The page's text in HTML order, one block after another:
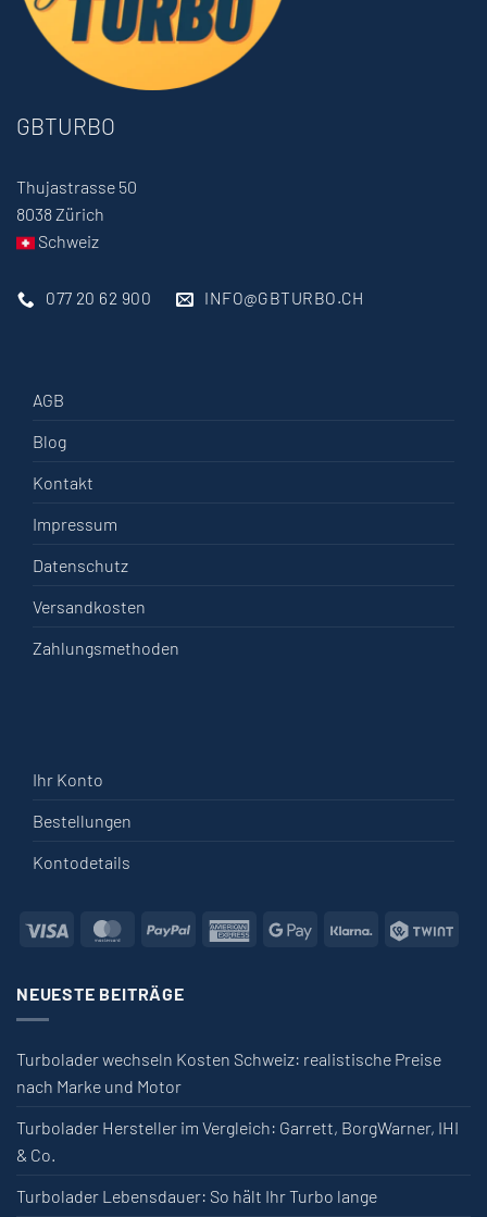
GBTURBO
Thujastrasse 50
8038 Zürich
Schweiz
077 20 62 900 INFO@GBTURBO.CH
AGB
Blog
Kontakt
Impressum
Datenschutz
Versandkosten
Zahlungsmethoden
Ihr Konto
Bestellungen
Kontodetails
Visa MasterCardPayPal American Express
Google PayKlarna
NEUESTE BEITRÄGE
Turbolader wechseln Kosten Schweiz: realistische Preise
nach Marke und Motor
Turbolader Hersteller im Vergleich: Garrett, BorgWarner, IHI
& Co.
Turbolader Lebensdauer: So hält Ihr Turbo lange